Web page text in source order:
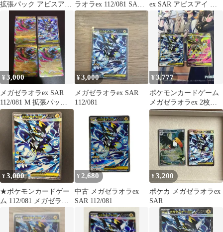
拡張パック アビスアイ ラオラex 112/081 SAR
超美品
ex SAR アビスアイ キ
ラ 112/081
¥3,000
メガゼラオラex SAR
112/081 M 拡張パック
アビスアイ キラ
¥3,000
メガゼラオラex SAR
112/081
¥3,777
ポケモンカードゲーム
メガゼラオラex 2枚セ
ット Y51
¥3,000
★ポケモンカードゲー
ム 112/081 メガゼラオ
¥ 2,680
中古 メガゼラオラex
SAR 112/081
¥3,200
ポケカ メガゼラオラex
SAR